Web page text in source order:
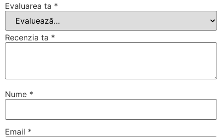
Evaluarea ta *
Recenzia ta *
Nume *
Email *